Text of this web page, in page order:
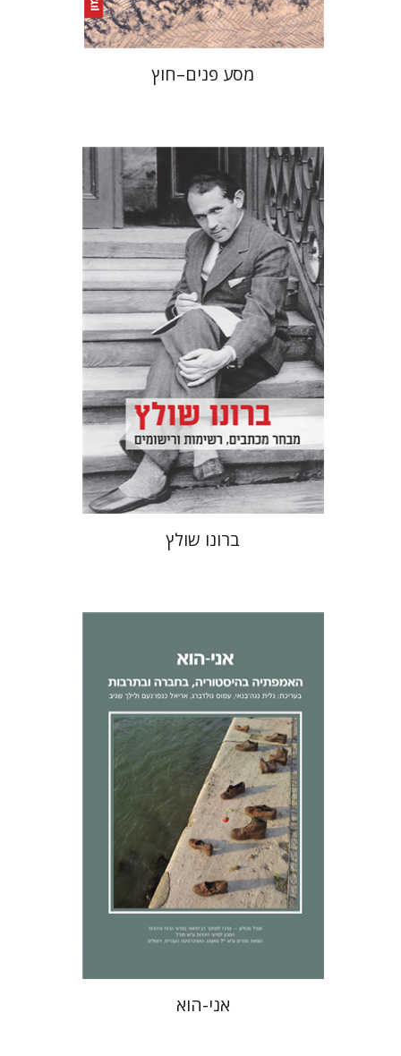
מסע פנים–חוץ
ברונו שולץ
יעקב גולומב
מרים בורנשטיין
הנחת אתר ספר מודפס
$35
$32
ברונו שולץ
לילך שגיב אריאל כנפו-נעם
גלית
נגה-בנאי
עמוס גולדברג
הנחת אתר ספר מודפס
$32
אני-הוא